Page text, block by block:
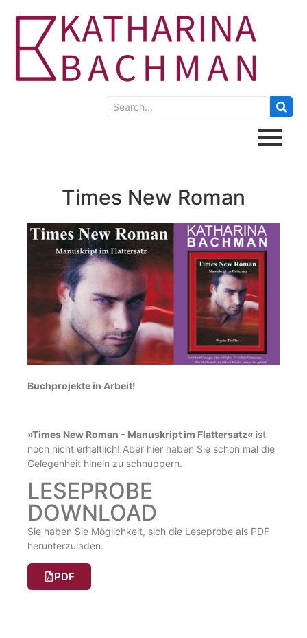
Times New Roman
Buchprojekte in Arbeit!
»Times New Roman – Manuskript im Flattersatz« ist
noch nicht erhältlich! Aber hier haben Sie schon mal die
Gelegenheit hinein zu schnuppern.
LESEPROBE
DOWNLOAD
Sie haben Sie Möglichkeit, sich die Leseprobe als PDF
herunterzuladen.
PDF